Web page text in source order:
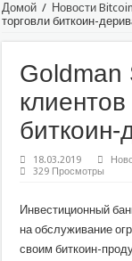
Домой / Новости Bitcoin
торговли биткоин-
Goldman
биткоин-
18.03.2019
329 Просмотры
Инвестиционный
на обслуживание
своим биткоин-